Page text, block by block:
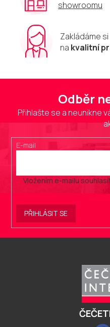
showroomu
Zakládáme si
na kvalitní
Odběr
Přihlašte se a neunikne
E-mail
Vložením e-mailu
PŘIHLÁSIT SE